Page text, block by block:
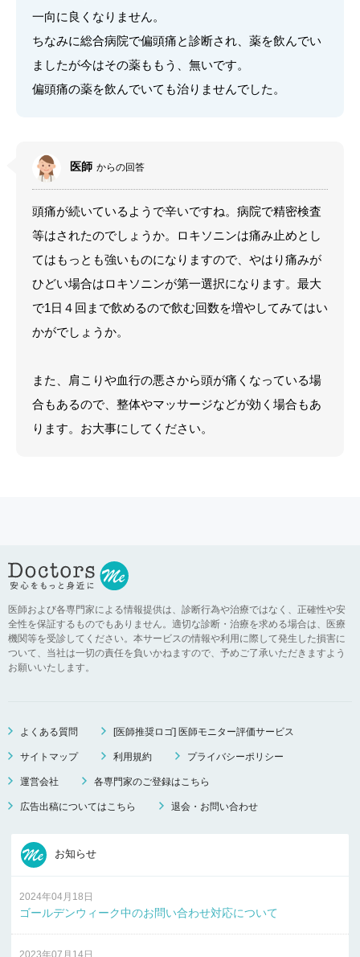
一向に良くなりません。
ちなみに総合病院で偏頭痛と診断され、薬を飲んでい
ましたが今はその薬ももう、無いです。
偏頭痛の薬を飲んでいても治りませんでした。
医師 からの回答
頭痛が続いているようで辛いですね。病院で精密検査
等はされたのでしょうか。ロキソニンは痛み止めとし
てはもっとも強いものになりますので、やはり痛みが
ひどい場合はロキソニンが第一選択になります。最大
で1日４回まで飲めるので飲む回数を増やしてみてはい
かがでしょうか。
また、肩こりや血行の悪さから頭が痛くなっている場
合もあるので、整体やマッサージなどが効く場合もあ
ります。お大事にしてください。
医師および各専門家による情報提供は、診断行為や治療ではなく、正確性や安
全性を保証するものでもありません。適切な診断・治療を求める場合は、医療
機関等を受診してください。本サービスの情報や利用に際して発生した損害に
ついて、当社は一切の責任を負いかねますので、予めご了承いただきますよう
お願いいたします。
よくある質問 [医師推奨ロゴ] 医師モニター評価サービス
サイトマップ 利用規約 プライバシーポリシー
運営会社 各専門家のご登録はこちら
広告出稿についてはこちら 退会・お問い合わせ
お知らせ
2024年04月18日
ゴールデンウィーク中のお問い合わせ対応について
2023年07月14日